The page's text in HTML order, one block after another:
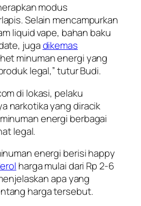
modus
Selain mencampurkan
liquid vape, bahan baku
jugadikemas
minuman energi yang
legal,” tutur Budi.
di lokasi, pelaku
narkotika yang diracik
energi berbagai
legal.
energi berisi happy
harga mulai dari Rp 2-6
apa yang
harga tersebut.